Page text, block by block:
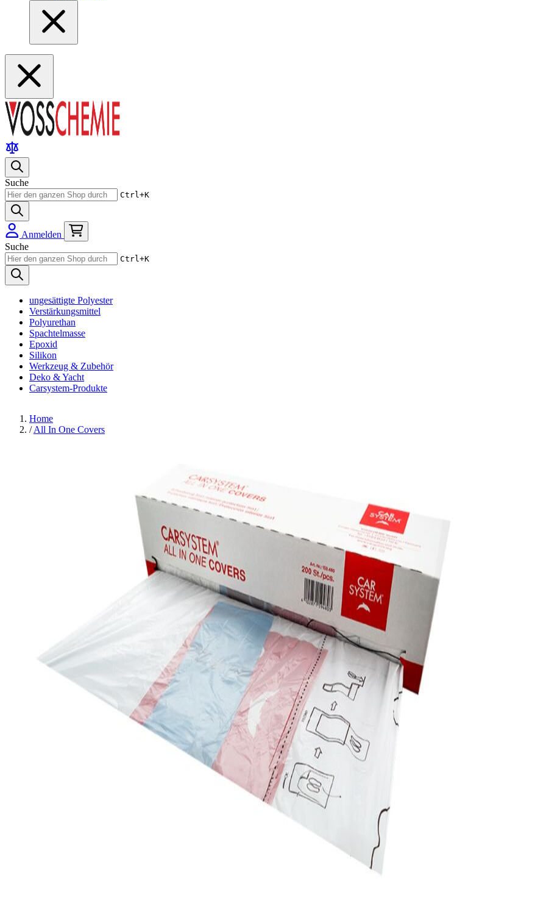
Suche
Ctrl+K
Anmelden
Suche
Ctrl+K
ungesättigte Polyester
Verstärkungsmittel
Polyurethan
Spachtelmasse
Epoxid
Silikon
Werkzeug & Zubehör
Deko & Yacht
Carsystem-Produkte
Home
/ All In One Covers